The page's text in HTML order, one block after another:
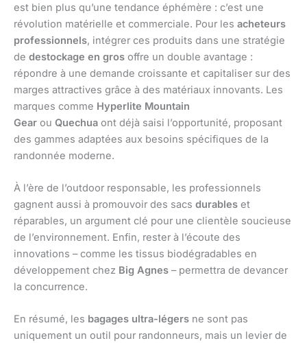
est bien plus qu’une tendance éphémère : c’est une
révolution matérielle et commerciale. Pour les acheteurs
professionnels, intégrer ces produits dans une stratégie
de destockage en gros offre un double avantage :
répondre à une demande croissante et capitaliser sur des
marges attractives grâce à des matériaux innovants. Les
marques comme Hyperlite Mountain
Gear ou Quechua ont déjà saisi l’opportunité, proposant
des gammes adaptées aux besoins spécifiques de la
randonnée moderne.
À l’ère de l’outdoor responsable, les professionnels
gagnent aussi à promouvoir des sacs durables et
réparables, un argument clé pour une clientèle soucieuse
de l’environnement. Enfin, rester à l’écoute des
innovations – comme les tissus biodégradables en
développement chez Big Agnes – permettra de devancer
la concurrence.
En résumé, les bagages ultra-légers ne sont pas
uniquement un outil pour randonneurs, mais un levier de